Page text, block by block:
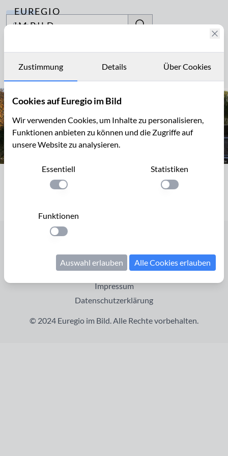
EUREGIO
IM BILD
Archiv
Kontakt
Archiv
Cookies verwalten
Kontakt
Impressum
Datenschutzerklärung
© 2024 Euregio im Bild. Alle Rechte vorbehalten.
Zustimmung Details Über Cookies
Cookies auf Euregio im Bild
Wir verwenden Cookies, um Inhalte zu personalisieren,
Funktionen anbieten zu können und die Zugriffe auf
unsere Website zu analysieren.
Essentiell
Einstellung anwenden
Statistiken
Einstellung
Funktionen
Einstellung anwenden
Auswahl erlauben Alle Cookies erlauben